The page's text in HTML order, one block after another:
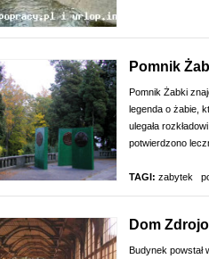
Pomnik
Pomnik Żabki
legenda o żabie,
ulegała
potwierdzono
TAGI: zabytek
Dom
Budynek powstał